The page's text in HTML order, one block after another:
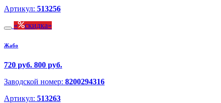
Артикул: 513256
скидка
Жабо
720 руб. 800 руб.
Заводской номер: 8200294316
Артикул: 513263